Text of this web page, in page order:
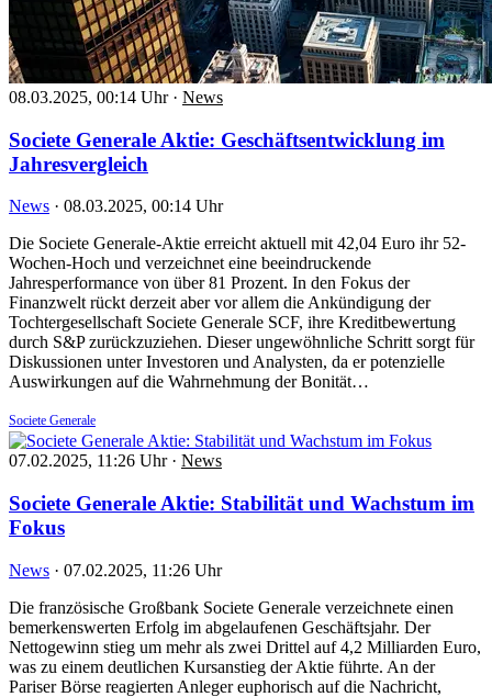
08.03.2025, 00:14 Uhr · News
Societe Generale Aktie: Geschäftsentwicklung im
Jahresvergleich
News · 08.03.2025, 00:14 Uhr
Die Societe Generale-Aktie erreicht aktuell mit 42,04 Euro ihr 52-
Wochen-Hoch und verzeichnet eine beeindruckende
Jahresperformance von über 81 Prozent. In den Fokus der
Finanzwelt rückt derzeit aber vor allem die Ankündigung der
Tochtergesellschaft Societe Generale SCF, ihre Kreditbewertung
durch S&P zurückzuziehen. Dieser ungewöhnliche Schritt sorgt für
Diskussionen unter Investoren und Analysten, da er potenzielle
Auswirkungen auf die Wahrnehmung der Bonität…
Societe Generale
07.02.2025, 11:26 Uhr · News
Societe Generale Aktie: Stabilität und Wachstum im
Fokus
News · 07.02.2025, 11:26 Uhr
Die französische Großbank Societe Generale verzeichnete einen
bemerkenswerten Erfolg im abgelaufenen Geschäftsjahr. Der
Nettogewinn stieg um mehr als zwei Drittel auf 4,2 Milliarden Euro,
was zu einem deutlichen Kursanstieg der Aktie führte. An der
Pariser Börse reagierten Anleger euphorisch auf die Nachricht,